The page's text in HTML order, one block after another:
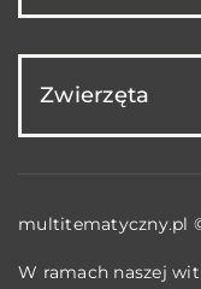
Zwierzęta
multitematyczny.pl
W ramach naszej